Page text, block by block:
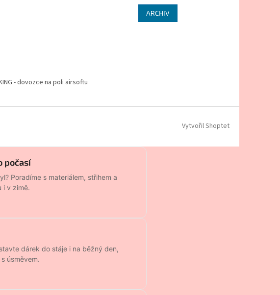
ARCHIV
- dovozce na poli airsoftu
Vytvořil Shoptet
počasí
Poradíme s materiálem, střihem a
i v zimě.
dárek do stáje i na běžný den,
úsměvem.